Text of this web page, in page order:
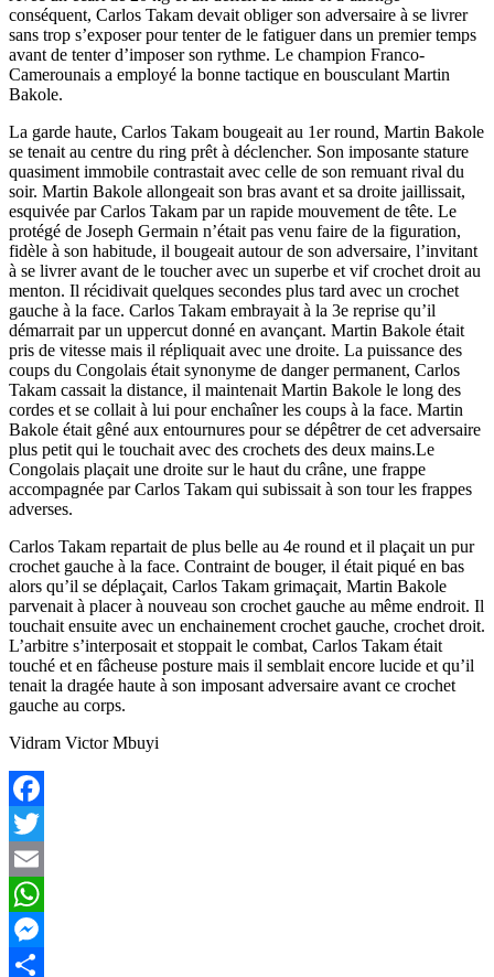
conséquent, Carlos Takam devait obliger son adversaire à se livrer
sans trop s’exposer pour tenter de le fatiguer dans un premier temps
avant de tenter d’imposer son rythme. Le champion Franco-
Camerounais a employé la bonne tactique en bousculant Martin
Bakole.
La garde haute, Carlos Takam bougeait au 1er round, Martin Bakole
se tenait au centre du ring prêt à déclencher. Son imposante stature
quasiment immobile contrastait avec celle de son remuant rival du
soir. Martin Bakole allongeait son bras avant et sa droite jaillissait,
esquivée par Carlos Takam par un rapide mouvement de tête. Le
protégé de Joseph Germain n’était pas venu faire de la figuration,
fidèle à son habitude, il bougeait autour de son adversaire, l’invitant
à se livrer avant de le toucher avec un superbe et vif crochet droit au
menton. Il récidivait quelques secondes plus tard avec un crochet
gauche à la face. Carlos Takam embrayait à la 3e reprise qu’il
démarrait par un uppercut donné en avançant. Martin Bakole était
pris de vitesse mais il répliquait avec une droite. La puissance des
coups du Congolais était synonyme de danger permanent, Carlos
Takam cassait la distance, il maintenait Martin Bakole le long des
cordes et se collait à lui pour enchaîner les coups à la face. Martin
Bakole était gêné aux entournures pour se dépêtrer de cet adversaire
plus petit qui le touchait avec des crochets des deux mains.Le
Congolais plaçait une droite sur le haut du crâne, une frappe
accompagnée par Carlos Takam qui subissait à son tour les frappes
adverses.
Carlos Takam repartait de plus belle au 4e round et il plaçait un pur
crochet gauche à la face. Contraint de bouger, il était piqué en bas
alors qu’il se déplaçait, Carlos Takam grimaçait, Martin Bakole
parvenait à placer à nouveau son crochet gauche au même endroit. Il
touchait ensuite avec un enchainement crochet gauche, crochet droit.
L’arbitre s’interposait et stoppait le combat, Carlos Takam était
touché et en fâcheuse posture mais il semblait encore lucide et qu’il
tenait la dragée haute à son imposant adversaire avant ce crochet
gauche au corps.
Vidram Victor Mbuyi
Facebook
Twitter
Email
WhatsApp
Messenger